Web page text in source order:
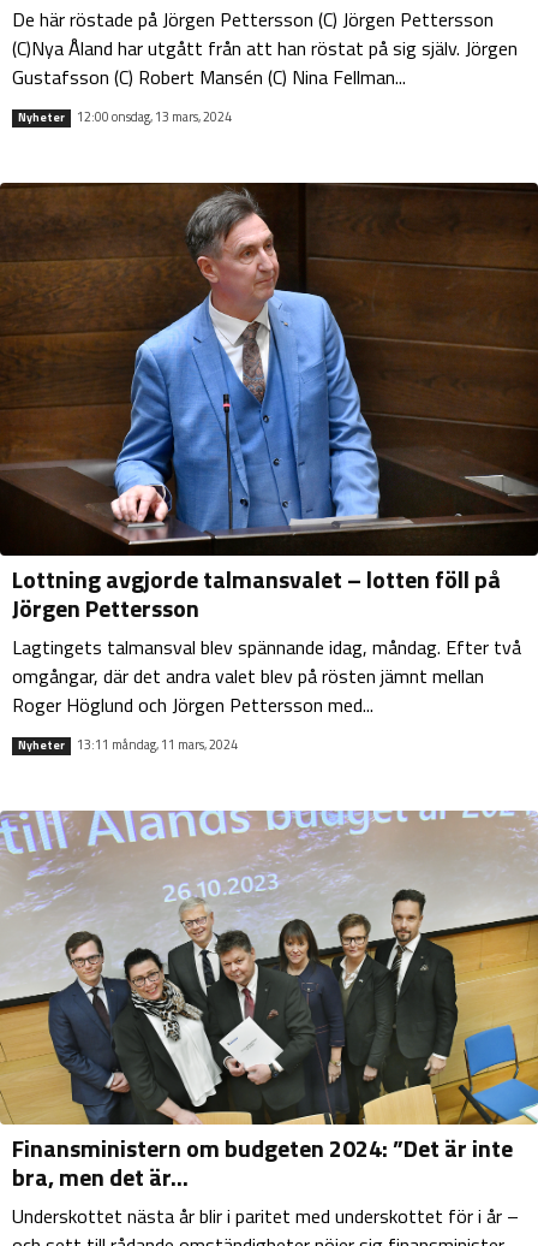
De här röstade på Jörgen Pettersson (C) Jörgen Pettersson
(C)Nya Åland har utgått från att han röstat på sig själv. Jörgen
Gustafsson (C) Robert Mansén (C) Nina Fellman...
Nyheter 12:00 onsdag, 13 mars, 2024
Lottning avgjorde talmansvalet – lotten föll på
Jörgen Pettersson
Lagtingets talmansval blev spännande idag, måndag. Efter två
omgångar, där det andra valet blev på rösten jämnt mellan
Roger Höglund och Jörgen Pettersson med...
Nyheter 13:11 måndag, 11 mars, 2024
Finansministern om budgeten 2024: ”Det är inte
bra, men det är...
Underskottet nästa år blir i paritet med underskottet för i år –